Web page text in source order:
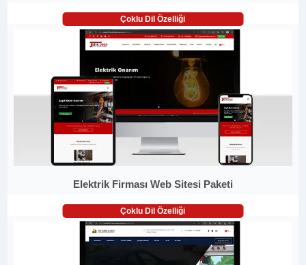
Çoklu Dil Özelliği
Elektrik Firması Web Sitesi Paketi
Çoklu Dil Özelliği